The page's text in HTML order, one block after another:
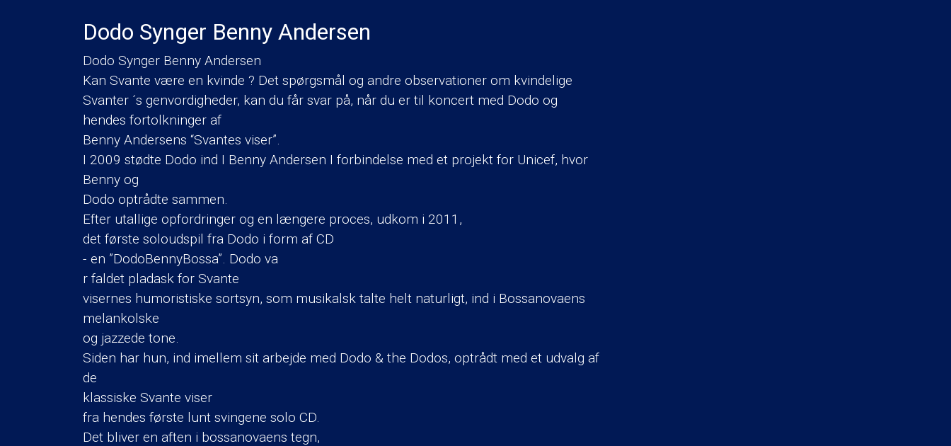
Dodo Synger Benny Andersen
Dodo Synger Benny Andersen
Kan Svante være en kvinde ? Det spørgsmål og andre observationer om kvindelige
Svanter ´s genvordigheder, kan du får svar på, når du er til koncert med Dodo og
hendes fortolkninger af
Benny Andersens “Svantes viser”.
I 2009 stødte Dodo ind I Benny Andersen I forbindelse med et projekt for Unicef, hvor
Benny og
Dodo optrådte sammen.
Efter utallige opfordringer og en længere proces, udkom i 2011,
det første soloudspil fra Dodo i form af CD
- en ”DodoBennyBossa”. Dodo va
r faldet pladask for Svante
visernes humoristiske sortsyn, som musikalsk talte helt naturligt, ind i Bossanovaens
melankolske
og jazzede tone.
Siden har hun, ind imellem sit arbejde med Dodo & the Dodos, optrådt med et udvalg af
de
klassiske Svante viser
fra hendes første lunt svingene solo CD.
Det bliver en aften i bossanovaens tegn,